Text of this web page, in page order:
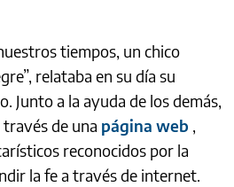
tiempos, un chico
relataba en su día su
Junto a la ayuda de los demás,
de una página web ,
reconocidos por la
la fe a través de internet.